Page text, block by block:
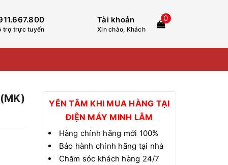
trợ trực tuyến
Tài khoản
Xin chào, Khách
0
YÊN TÂM KHI MUA HÀNG TẠI
ĐIỆN MÁY MINH LÂM
Hàng chính hãng mới 100%
Bảo hành chính hãng tại nhà
Chăm sóc khách hàng 24/7